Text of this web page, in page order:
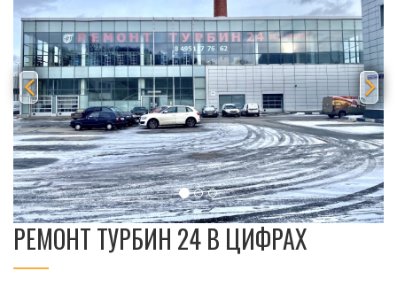
РЕМОНТ ТУРБИН 24 В ЦИФРАХ